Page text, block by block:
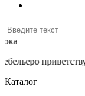
Каталог